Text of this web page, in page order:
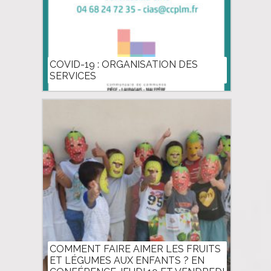
COVID-19 : ORGANISATION DES
SERVICES
COMMENT FAIRE AIMER LES FRUITS
ET LÉGUMES AUX ENFANTS ? EN